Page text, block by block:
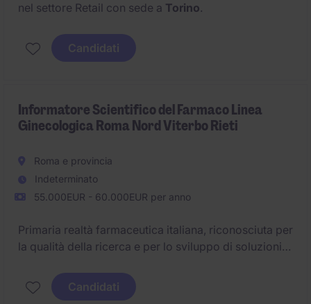
nel settore Retail con sede a Torino.
Candidati
Informatore Scientifico del Farmaco Linea
Ginecologica Roma Nord Viterbo Rieti
Roma e provincia
Indeterminato
55.000EUR - 60.000EUR per anno
Primaria realtà farmaceutica italiana, riconosciuta per
la qualità della ricerca e per lo sviluppo di soluzioni
ricerca un Informatore Scientifico del Farmaco per il
consolidamento e lo sviluppo della propria presenza
Candidati